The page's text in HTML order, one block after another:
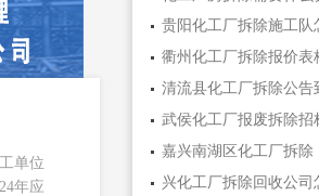
单位
年应